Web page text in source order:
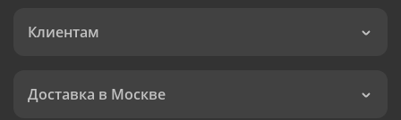
Клиентам
Доставка в Москве